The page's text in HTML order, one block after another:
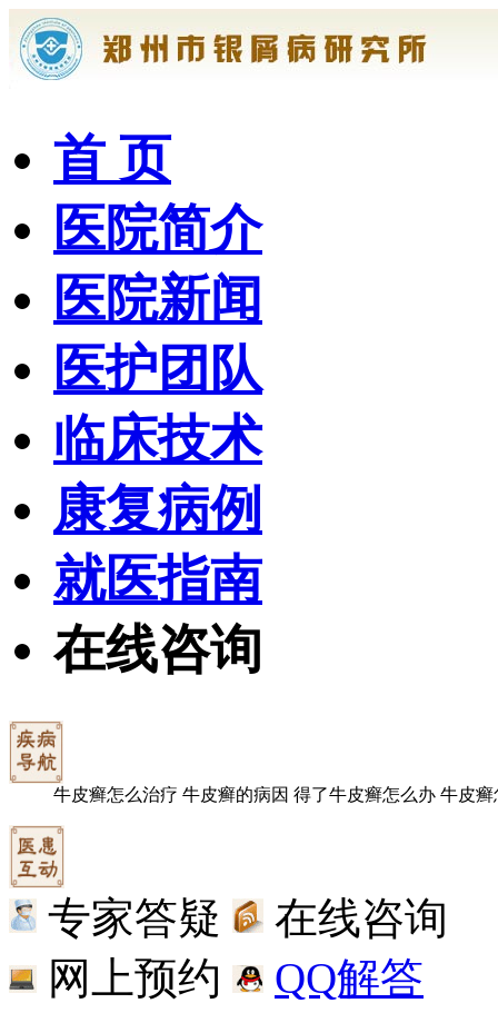
首 页
医院简介
医院新闻
医护团队
临床技术
康复病例
就医指南
在线咨询
牛皮癣怎么治疗 牛皮癣的病因 得了牛皮癣怎么办 牛皮癣
专家答疑
在线咨询
网上预约
QQ解答